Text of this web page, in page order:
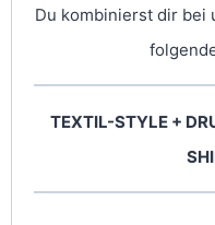
Du kombinierst dir bei
TEXTIL-STYLE +